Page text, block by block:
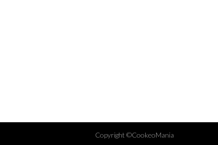
Copyright ©CookeoMania